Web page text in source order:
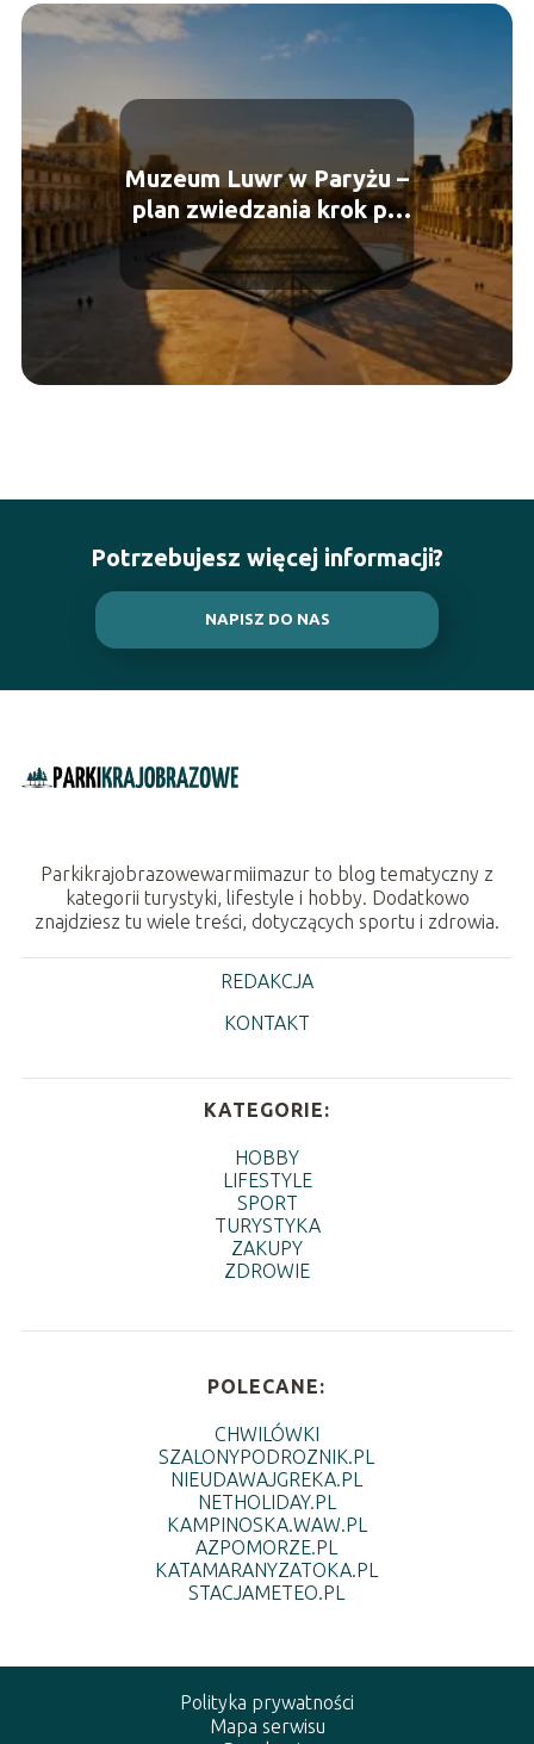
Muzeum Luwr w Paryżu –
plan zwiedzania krok po
kroku
Potrzebujesz więcej informacji?
NAPISZ DO NAS
Parkikrajobrazowewarmiimazur to blog tematyczny z
kategorii turystyki, lifestyle i hobby. Dodatkowo
znajdziesz tu wiele treści, dotyczących sportu i zdrowia.
REDAKCJA
KONTAKT
KATEGORIE:
HOBBY
LIFESTYLE
SPORT
TURYSTYKA
ZAKUPY
ZDROWIE
POLECANE:
CHWILÓWKI
SZALONYPODROZNIK.PL
NIEUDAWAJGREKA.PL
NETHOLIDAY.PL
KAMPINOSKA.WAW.PL
AZPOMORZE.PL
KATAMARANYZATOKA.PL
STACJAMETEO.PL
Polityka prywatności
Mapa serwisu